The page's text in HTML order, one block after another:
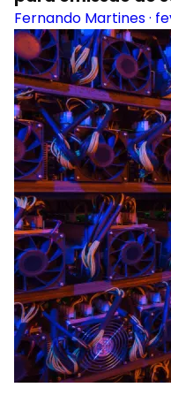
Fernando Martines·